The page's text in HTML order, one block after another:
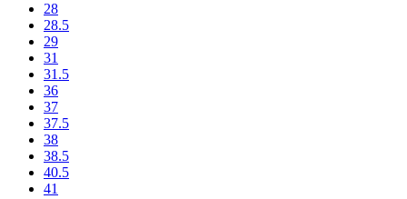
28
28.5
29
31
31.5
36
37
37.5
38
38.5
40.5
41